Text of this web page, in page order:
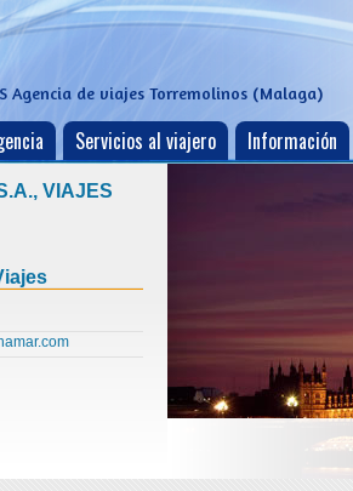
Agencia de viajes Torremolinos (Malaga)
Servicios al viajero Información
VIAJES